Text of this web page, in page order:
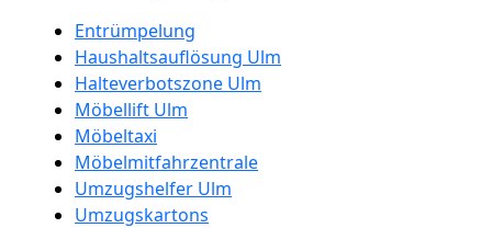
Entrümpelung
Haushaltsauflösung Ulm
Halteverbotszone Ulm
Möbellift Ulm
Möbeltaxi
Möbelmitfahrzentrale
Umzugshelfer Ulm
Umzugskartons